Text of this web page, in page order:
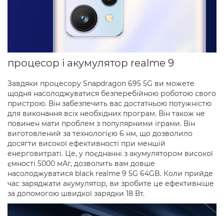
процесор і акумулятор realme 9
Завдяки процесору Snapdragon 695 5G ви можете
щодня насолоджуватися безперебійною роботою свого
пристрою. Він забезпечить вас достатньою потужністю
для виконання всіх необхідних програм. Він також не
повинен мати проблем з популярними іграми. Він
виготовлений за технологією 6 нм, що дозволило
досягти високої ефективності при меншій
енерговитраті. Це, у поєднанні з акумулятором високої
ємності 5000 мАг, дозволить вам довше
насолоджуватися black realme 9 5G 64GB. Коли прийде
час заряджати акумулятор, ви зробите це ефективніше
за допомогою швидкої зарядки 18 Вт.